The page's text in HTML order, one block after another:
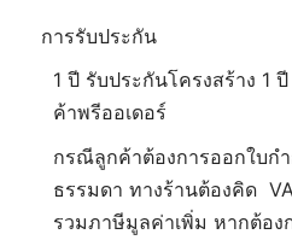
การรับประกัน
1 ปี รับประกันโครงสร้าง 1
ค้าพรีออเดอร์
กรณีลูกค้าต้องการออกใบ
ธรรมดา ทางร้านต้องคิด
รวมภาษีมูลค่าเพิ่ม หากต้อง